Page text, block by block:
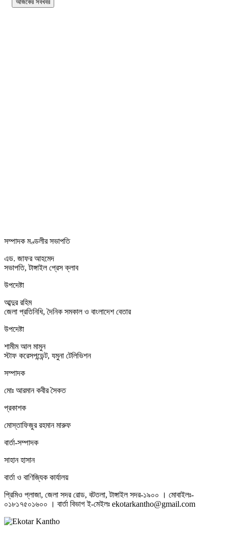
সম্পাদক মণ্ডলীর সভাপতি
এড. জাফর আহমেদ
সভাপতি, টাঙ্গাইল প্রেস ক্লাব
উপদেষ্টা
আব্দুর রহিম
জেলা প্রতিনিধি, দৈনিক সমকাল ও বাংলাদেশ বেতার
উপদেষ্টা
শামীম আল মামুন
স্টাফ করেসপন্ডেন্ট, যমুনা টেলিভিশন
সম্পাদক
মোঃ আরমান কবীর সৈকত
প্রকাশক
মোস্তাফিজুর রহমান মারুফ
বার্তা-সম্পাদক
সাহান হাসান
বার্তা ও বাণিজ্যিক কার্যালয়
প্রিমিও প্লাজা, জেলা সদর রোড, বটতলা, টাঙ্গাইল সদর-১৯০০ । মোবাইলঃ-
০১৮১৭৫০১৬০০ । বার্তা বিভাগ ই-মেইলঃ ekotarkantho@gmail.com